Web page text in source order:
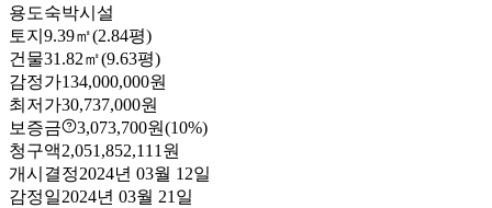
용도숙박시설
토지 9.39㎡(2.84평)
건물31.82㎡(9.63평)
감정가134,000,000원
최저가30,737,000원
보증금
3,073,700원(10%)
청구액2,051,852,111원
개시결정2024년 03월 12일
감정일2024년 03월 21일